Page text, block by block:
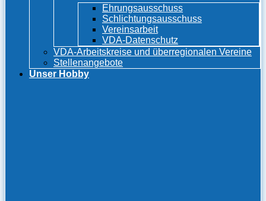
Ehrungsausschuss
Schlichtungsausschuss
Vereinsarbeit
VDA-Datenschutz
VDA-Arbeitskreise und überregionalen Vereine
Stellenangebote
Unser Hobby